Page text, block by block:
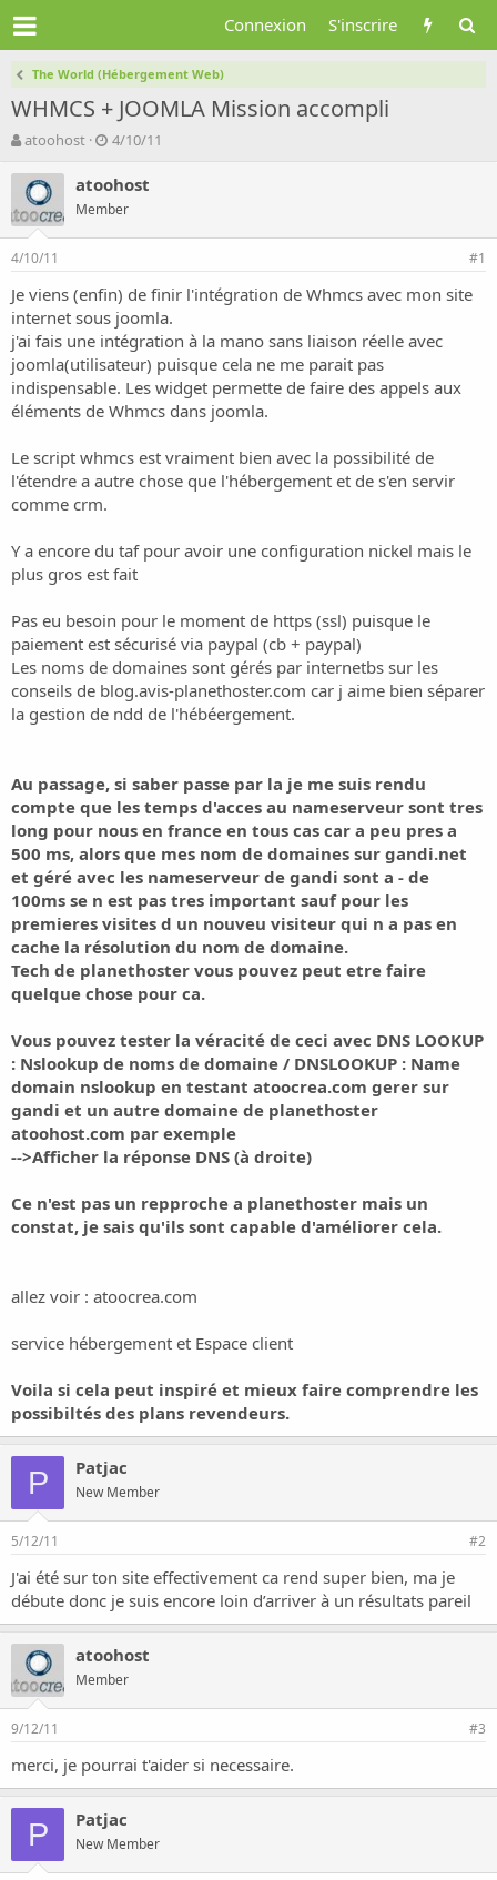
Connexion S'inscrire
The World (Hébergement Web)
WHMCS + JOOMLA Mission accompli
A
t
e
u
r
d
l
a
d
i
c
u
s
i
o
atoohost
D
t
d
e
b
u
t
4/10/11
atoohost
Member
4/10/11 #1
Je viens (enfin) de finir l'intégration de Whmcs avec mon site
internet sous joomla.
j'ai fais une intégration à la mano sans liaison réelle avec
joomla(utilisateur) puisque cela ne me parait pas
indispensable. Les widget permette de faire des appels aux
éléments de Whmcs dans joomla.
Le script whmcs est vraiment bien avec la possibilité de
l'étendre a autre chose que l'hébergement et de s'en servir
comme crm.
Y a encore du taf pour avoir une configuration nickel mais le
plus gros est fait
Pas eu besoin pour le moment de https (ssl) puisque le
paiement est sécurisé via paypal (cb + paypal)
Les noms de domaines sont gérés par internetbs sur les
conseils de blog.avis-planethoster.com car j aime bien séparer
la gestion de ndd de l'hébéergement.
Au passage, si saber passe par la je me suis rendu
compte que les temps d'acces au nameserveur sont tres
long pour nous en france en tous cas car a peu pres a
500 ms, alors que mes nom de domaines sur gandi.net
et géré avec les nameserveur de gandi sont a - de
100ms se n est pas tres important sauf pour les
premieres visites d un nouveu visiteur qui n a pas en
cache la résolution du nom de domaine.
Tech de planethoster vous pouvez peut etre faire
quelque chose pour ca.
Vous pouvez tester la véracité de ceci avec DNS LOOKUP
: Nslookup de noms de domaine / DNSLOOKUP : Name
domain nslookup en testant atoocrea.com gerer sur
gandi et un autre domaine de planethoster
atoohost.com par exemple
-->Afficher la réponse DNS (à droite)
Ce n'est pas un repproche a planethoster mais un
constat, je sais qu'ils sont capable d'améliorer cela.
allez voir : atoocrea.com
service hébergement et Espace client
Voila si cela peut inspiré et mieux faire comprendre les
possibiltés des plans revendeurs.
P Patjac
New Member
5/12/11 #2
J'ai été sur ton site effectivement ca rend super bien, ma je
débute donc je suis encore loin d’arriver à un résultats pareil
atoohost
Member
9/12/11 #3
merci, je pourrai t'aider si necessaire.
P Patjac
New Member